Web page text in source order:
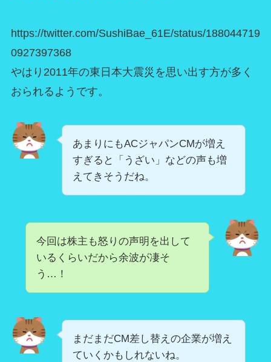
https://twitter.com/SushiBae_61E/status/188044719
0927397368
やはり2011年の東日本大震災を思い出す方が多く
おられるようです。
あまりにもACジャパンCMが増え
すぎると「うざい」などの声も増
えてきそうだね。
今回は株主も怒りの声明を出して
いるくらいだから余波が凄そ
う…！
まだまだCM差し替えの企業が増え
ていくかもしれないね。